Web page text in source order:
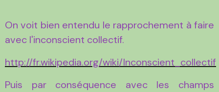
On voit bien entendu le rapprochement à faire
avec l'inconscient collectif.
http://fr.wikipedia.org/wiki/Inconscient_collectif
Puis par conséquence avec les champs